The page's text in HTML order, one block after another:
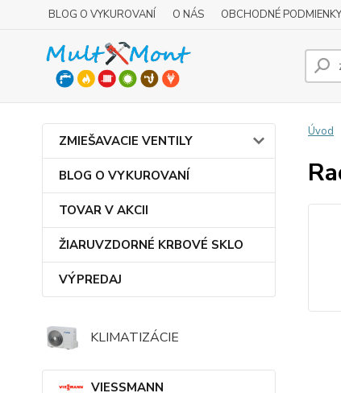
BLOG O VYKUROVANÍ O NÁS OBCHODNÉ PODMIENKY
ZMIEŠAVACIE VENTILY
BLOG O VYKUROVANÍ
TOVAR V AKCII
ŽIARUVZDORNÉ KRBOVÉ SKLO
VÝPREDAJ
KLIMATIZÁCIE
VIESSMANN
Úvod